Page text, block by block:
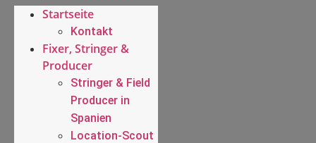
Startseite
Kontakt
Fixer, Stringer &
Producer
Stringer & Field
Producer in
Spanien
Location-Scout